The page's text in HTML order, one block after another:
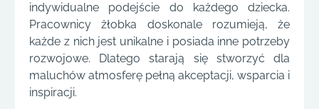
indywidualne podejście do każdego dziecka.
Pracownicy żłobka doskonale rozumieją, że
każde z nich jest unikalne i posiada inne potrzeby
rozwojowe. Dlatego starają się stworzyć dla
maluchów atmosferę pełną akceptacji, wsparcia i
inspiracji.